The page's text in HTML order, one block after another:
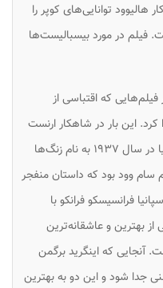
توانایی‌های کوپر را
فیلم در مورد بیسبالیست‌ها
در فیلم‌هایی که اقتباسی از
این بار در شاهکار ارنست
همینگوی در مورد جنگ‌های داخلی اسپانیا در سال ۱۹۳۷ به نام زنگ‌ها
سام وود بود که داستان منفجر
فرانسیسکو فرانکو با
بهترین و عاشقانه‌ترین
آنجایی که اینگرید برگمن
جدا شود و این دو به بهترین